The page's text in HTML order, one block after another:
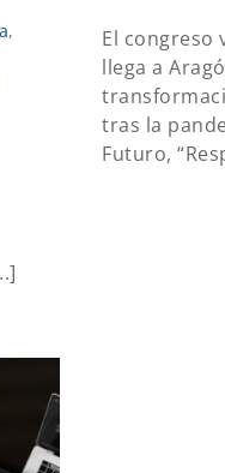
,
El congreso
llega a
tras la
Futuro,